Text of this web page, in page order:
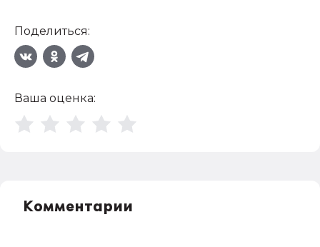
Поделиться:
Ваша оценка:
Комментарии